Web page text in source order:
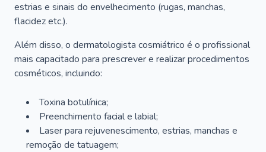
estrias e sinais do envelhecimento (rugas, manchas,
flacidez etc.).
Além disso, o dermatologista cosmiátrico é o profissional
mais capacitado para prescrever e realizar procedimentos
cosméticos, incluindo:
Toxina botulínica;
Preenchimento facial e labial;
Laser para rejuvenescimento, estrias, manchas e
remoção de tatuagem;